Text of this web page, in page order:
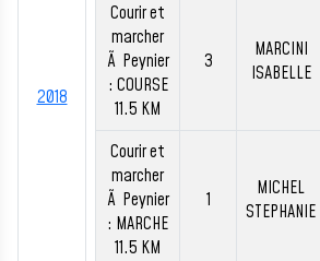
2018
Courir et
marcher
Ã Peynier
: COURSE
11.5 KM
3
MARCINI
ISABELLE
Courir et
marcher
Ã Peynier
: MARCHE
11.5 KM
1
MICHEL
STEPHANIE